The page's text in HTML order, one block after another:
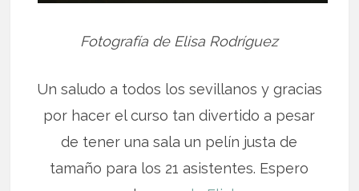
Fotografía de Elisa Rodríguez
Un saludo a todos los sevillanos y gracias
por hacer el curso tan divertido a pesar
de tener una sala un pelín justa de
tamaño para los 21 asistentes. Espero